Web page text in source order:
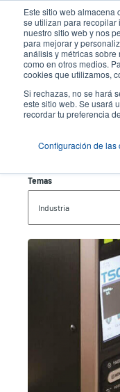
Este sitio web almacena
se utilizan para recopilar
nuestro sitio web y nos
para mejorar y
análisis y métricas
como en otros medios.
cookies que utilizamos,
Si rechazas, no se hará
este sitio web. Se usará
recordar tu preferencia
Configuración de las
contenido
principal
Temas